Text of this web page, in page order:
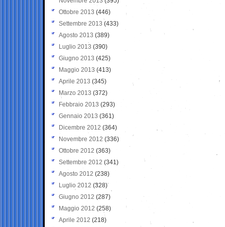
Ottobre 2013 (446)
Settembre 2013 (433)
Agosto 2013 (389)
Luglio 2013 (390)
Giugno 2013 (425)
Maggio 2013 (413)
Aprile 2013 (345)
Marzo 2013 (372)
Febbraio 2013 (293)
Gennaio 2013 (361)
Dicembre 2012 (364)
Novembre 2012 (336)
Ottobre 2012 (363)
Settembre 2012 (341)
Agosto 2012 (238)
Luglio 2012 (328)
Giugno 2012 (287)
Maggio 2012 (258)
Aprile 2012 (218)